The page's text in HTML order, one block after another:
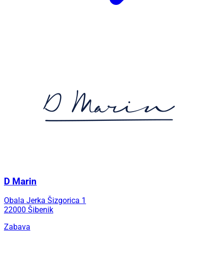
D Marin
Obala Jerka Šizgorica 1
22000 Šibenik
Zabava